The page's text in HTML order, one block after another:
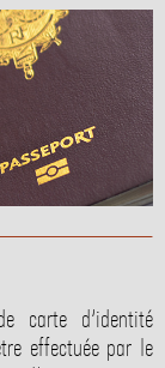
carte d’identité
effectuée par le